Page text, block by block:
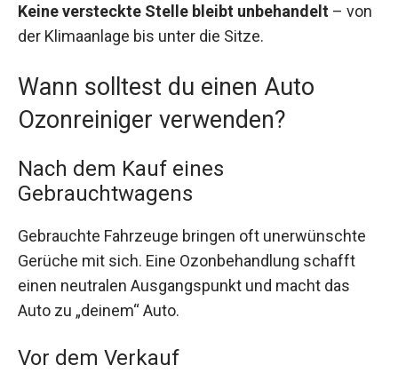
Keine versteckte Stelle bleibt unbehandelt – von
der Klimaanlage bis unter die Sitze.
Wann solltest du einen Auto
Ozonreiniger verwenden?
Nach dem Kauf eines
Gebrauchtwagens
Gebrauchte Fahrzeuge bringen oft unerwünschte
Gerüche mit sich. Eine Ozonbehandlung schafft
einen neutralen Ausgangspunkt und macht das
Auto zu „deinem“ Auto.
Vor dem Verkauf